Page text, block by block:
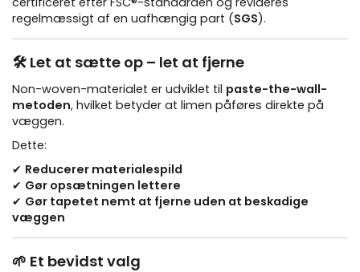
regelmæssigt af en uafhængig part (SGS).
🛠 Let at sætte op – let at fjerne
Non-woven-materialet er udviklet til paste-the-wall-
metoden, hvilket betyder at limen påføres direkte på
væggen.
Dette:
✔ Reducerer materialespild
✔ Gør opsætningen lettere
✔ Gør tapetet nemt at fjerne uden at beskadige
væggen
🌱 Et bevidst valg